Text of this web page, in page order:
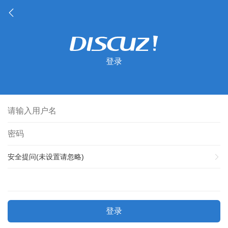
登录
安全提问(未设置请忽略)
登录